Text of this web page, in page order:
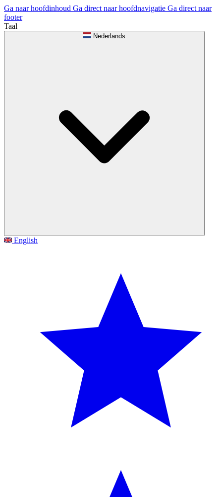
Ga naar hoofdinhoud Ga direct naar hoofdnavigatie Ga direct naar
footer
Taal
Nederlands
English